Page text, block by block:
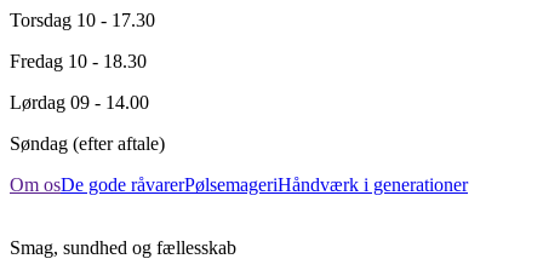
Torsdag 10 - 17.30
Fredag 10 - 18.30
Lørdag 09 - 14.00
Søndag (efter aftale)
Om osDe gode råvarerPølsemageriHåndværk i generationer
Smag, sundhed og fællesskab